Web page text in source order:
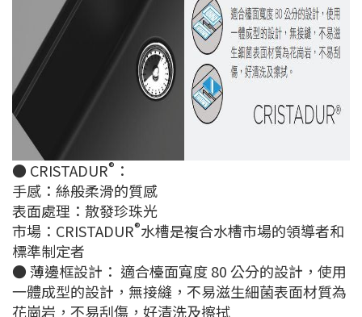
● CRISTADUR® ：
手感：絲般柔滑的質感
表面處理：散發珍珠光
市場：CRISTADUR®水槽是複合水槽市場的領導者和
標準制定者
● 薄邊框設計： 適合檯面寬度 80 公分的設計，使用
一體成型的設計，無接縫，不易滋生細菌表面材質為
花崗岩，不易刮傷，好清洗及擦拭